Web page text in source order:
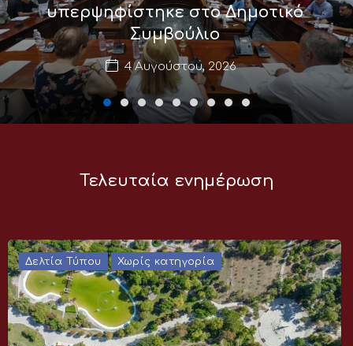
υπερψηφίστηκε στο Δημοτικό
Συμβούλιο
4 Αυγούστου, 2026
Τελευταία ενημέρωση
Δελτία Τύπου Χωρίς κατηγορία